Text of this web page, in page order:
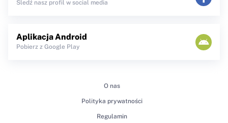
Śledź nasz profil w social media
Aplikacja Android
Pobierz z Google Play
O nas
Polityka prywatności
Regulamin